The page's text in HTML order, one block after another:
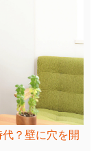
？壁に穴を開